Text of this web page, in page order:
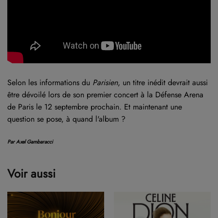
Selon les informations du Parisien, un titre inédit devrait aussi
être dévoilé lors de son premier concert à la Défense Arena
de Paris le 12 septembre prochain. Et maintenant une
question se pose, à quand l'album ?
Par Axel Gambaracci
Voir aussi